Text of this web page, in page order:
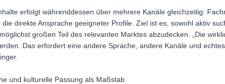
erfolgt währenddessen über mehrere Kanäle gleichzeitig:
direkte Ansprache geeigneter Profile. Ziel ist es, sowohl aktiv
großen Teil des relevanten Marktes abzudecken. „Die
Das erfordert eine andere Sprache, andere Kanäle und
und kulturelle Passung als Maßstab